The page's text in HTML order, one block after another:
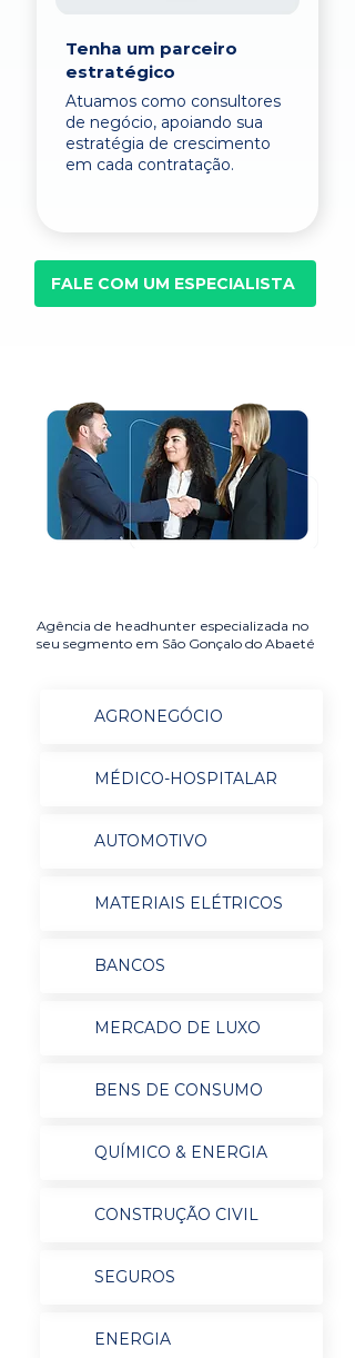
Tenha um parceiro
estratégico
Atuamos como consultores
de negócio, apoiando sua
estratégia de crescimento
em cada contratação.
FALE COM UM ESPECIALISTA
Agência de headhunter especializada no
seu segmento em São Gonçalo do Abaeté
AGRONEGÓCIO
MÉDICO-HOSPITALAR
AUTOMOTIVO
MATERIAIS ELÉTRICOS
BANCOS
MERCADO DE LUXO
BENS DE CONSUMO
QUÍMICO & ENERGIA
CONSTRUÇÃO CIVIL
SEGUROS
ENERGIA